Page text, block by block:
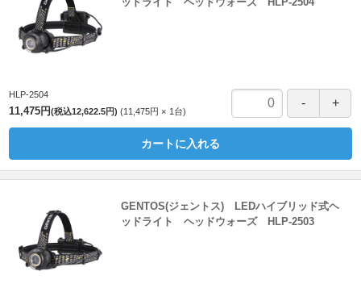
HLP-2504
11,475円(税込12,622.5円) 11,475円 1 台
カートに入れる
GENTOS(ジェントス) LEDハイブリッド式ヘ
ッドライト ヘッドウォーズ HLP-2503